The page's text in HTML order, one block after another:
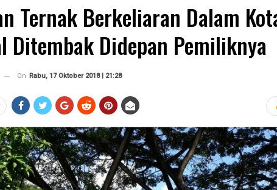
Ternak Berkeliaran Dalam
Ditembak Didepan Pemiliknya
On Rabu, 17 Oktober 2018 | 21:28